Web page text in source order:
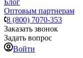
Блог
Оптовым партнерам
8 (800) 7070-353
Заказать звонок
Задать вопрос
Войти